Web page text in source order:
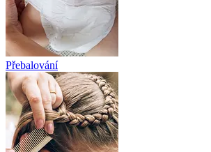
Přebalování